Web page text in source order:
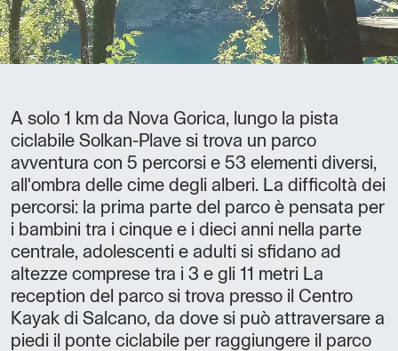
A solo 1 km da Nova Gorica, lungo la pista
ciclabile Solkan-Plave si trova un parco
avventura con 5 percorsi e 53 elementi diversi,
all'ombra delle cime degli alberi. La difficoltà dei
percorsi: la prima parte del parco è pensata per
i bambini tra i cinque e i dieci anni nella parte
centrale, adolescenti e adulti si sfidano ad
altezze comprese tra i 3 e gli 11 metri La
reception del parco si trova presso il Centro
Kayak di Salcano, da dove si può attraversare a
piedi il ponte ciclabile per raggiungere il parco